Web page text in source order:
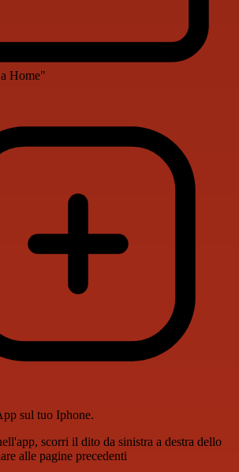
Home"
sul tuo Iphone.
scorri il dito da sinistra a destra dello
alle pagine precedenti